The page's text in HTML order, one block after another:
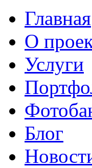
Главная
О
Услуги
Блог